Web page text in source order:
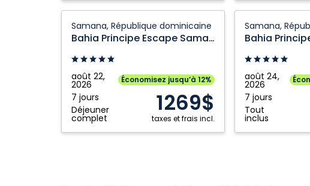
Samana, République dominicaine
Bahia Principe Escape Samana
août 22,
2026
7 jours
Déjeuner
complet
Économisez jusqu’à 12%
1269$
taxes et frais incl.
Principe
Escape
Samana:
Samana,
République
dominicaine
Samana,
août 24,
2026
7 jours
Tout
inclus
Principe
Escape
Samana:
Samana,
République
dominicaine